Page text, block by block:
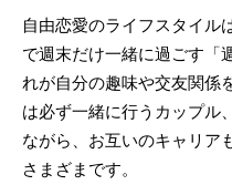
自由恋愛のライフスタイル
で週末だけ一緒に過ごす「
れが自分の趣味や交友関係
は必ず一緒に行うカップル
ながら、お互いのキャリア
さまざまです。